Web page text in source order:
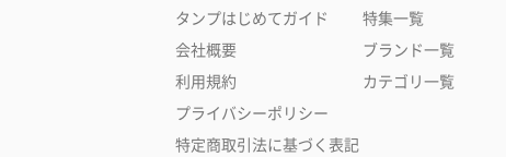
タンプはじめてガイド
会社概要
利用規約
プライバシーポリシー
特定商取引法に基づく表記
特集一覧
ブランド一覧
カテゴリ一覧